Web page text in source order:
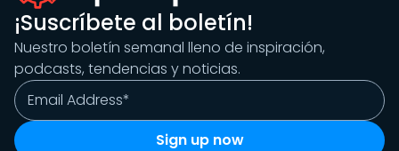
¡Suscríbete al boletín!
Nuestro boletín semanal lleno de inspiración,
podcasts, tendencias y noticias.